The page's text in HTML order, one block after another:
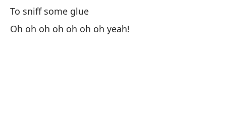
To sniff some glue
Oh oh oh oh oh oh oh yeah!